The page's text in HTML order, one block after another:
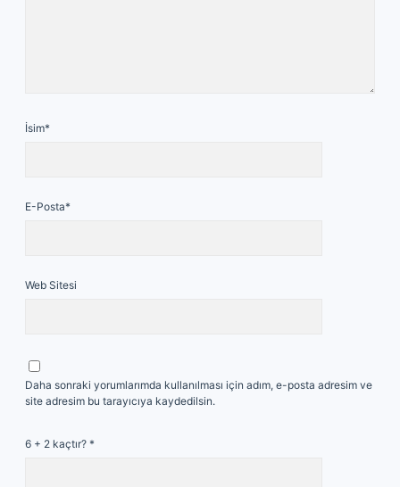
İsim*
E-Posta*
Web Sitesi
Daha sonraki yorumlarımda kullanılması için adım, e-posta adresim ve
site adresim bu tarayıcıya kaydedilsin.
6 + 2 kaçtır? *